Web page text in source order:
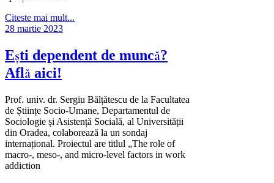
Citeste mai mult...
28 martie 2023
Ești dependent de muncă?
Află aici!
Prof. univ. dr. Sergiu Bălțătescu de la Facultatea
de Științe Socio-Umane, Departamentul de
Sociologie și Asistență Socială, al Universității
din Oradea, colaborează la un sondaj
internațional. Proiectul are titlul „The role of
macro-, meso-, and micro-level factors in work
addiction